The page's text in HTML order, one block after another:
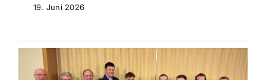
19. Juni 2026